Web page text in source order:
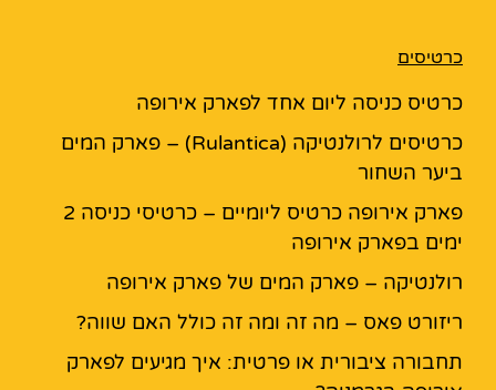
כרטיסים
כרטיס כניסה ליום אחד לפארק אירופה
כרטיסים לרולנטיקה (Rulantica) – פארק המים
ביער השחור
פארק אירופה כרטיס ליומיים – כרטיסי כניסה 2
ימים בפארק אירופה
רולנטיקה – פארק המים של פארק אירופה
ריזורט פאס – מה זה ומה זה כולל האם שווה?
תחבורה ציבורית או פרטית: איך מגיעים לפארק